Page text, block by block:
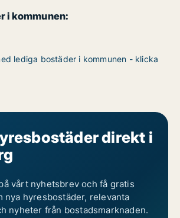
i kommunen:
lediga bostäder i kommunen - klicka
direkt i
vårt nyhetsbrev och få gratis
nya hyresbostäder, relevanta
nyheter från bostadsmarknaden.